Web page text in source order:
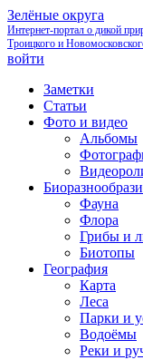
Зелёные округа
Интернет-портал о дикой
Троицкого и
войти
Заметки
Статьи
Фото и видео
Альбомы
Фауна
Флора
Грибы и
Биотопы
География
Карта
Леса
Парки и
Водоёмы
Реки и